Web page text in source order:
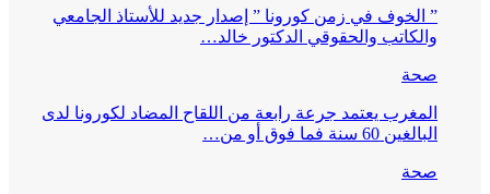
” الخوف في زمن كورونا ” إصدار جديد للأستاذ الجامعي
والكاتب والحقوقي الدكتور خالد…
صحة
المغرب يعتمد جرعة رابعة من اللقاح المضاد لكورونا لدى
البالغين 60 سنة فما فوق أو من…
صحة